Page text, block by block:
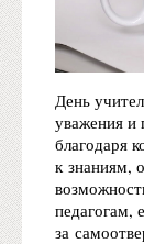
День
уважения и
благодаря
к знаниям,
педагогам,
за